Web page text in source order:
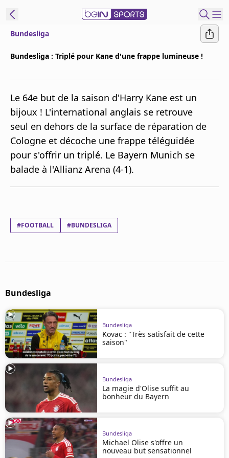
Replays
Podcasts
En Direct
Gérer les
notifications
Contactez nous
CGU
Mentions légales
Protection des données
Bundesliga
Bundesliga : Triplé pour Kane d'une frappe lumineuse !
Le 64e but de la saison d'Harry Kane est un
bijoux ! L'international anglais se retrouve
seul en dehors de la surface de réparation de
Cologne et décoche une frappe téléguidée
pour s'offrir un triplé. Le Bayern Munich se
balade à l'Allianz Arena (4-1).
#FOOTBALL #BUNDESLIGA
Bundesliga
Bundesliga
Kovac : "Très satisfait de cette
saison"
Bundesliga
La magie d'Olise suffit au
bonheur du Bayern
Bundesliga
Michael Olise s'offre un
nouveau but sensationnel